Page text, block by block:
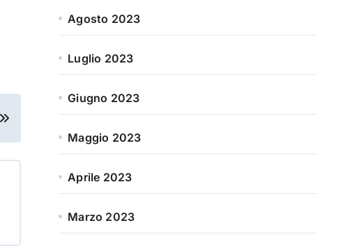
Agosto 2023
Luglio 2023
Giugno 2023
Maggio 2023
Aprile 2023
Marzo 2023